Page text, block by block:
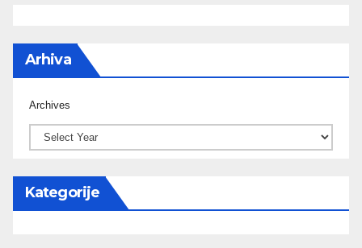
Arhiva
Archives
Kategorije